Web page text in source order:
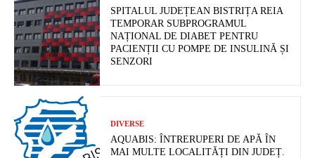
SPITALUL JUDEȚEAN BISTRIȚA REIA
TEMPORAR SUBPROGRAMUL
NAȚIONAL DE DIABET PENTRU
PACIENȚII CU POMPE DE INSULINĂ ȘI
SENZORI
DIVERSE
AQUABIS: ÎNTRERUPERI DE APĂ ÎN
MAI MULTE LOCALITĂȚI DIN JUDEȚ.